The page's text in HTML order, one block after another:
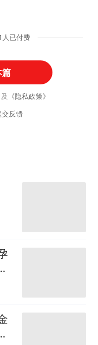
人已付费
及 《隐私政策》
交反馈